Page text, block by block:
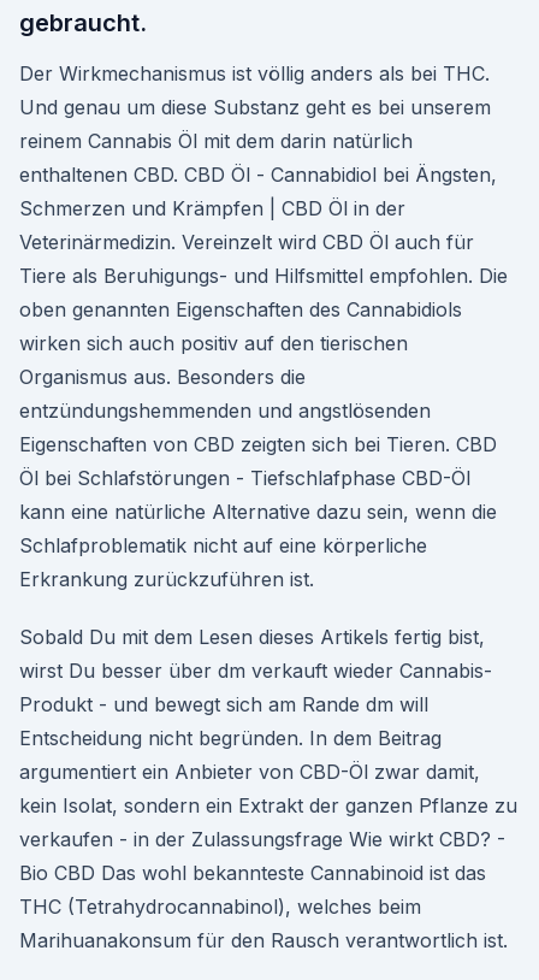
gebraucht.
Der Wirkmechanismus ist völlig anders als bei THC.
Und genau um diese Substanz geht es bei unserem
reinem Cannabis Öl mit dem darin natürlich
enthaltenen CBD. CBD Öl - Cannabidiol bei Ängsten,
Schmerzen und Krämpfen | CBD Öl in der
Veterinärmedizin. Vereinzelt wird CBD Öl auch für
Tiere als Beruhigungs- und Hilfsmittel empfohlen. Die
oben genannten Eigenschaften des Cannabidiols
wirken sich auch positiv auf den tierischen
Organismus aus. Besonders die
entzündungshemmenden und angstlösenden
Eigenschaften von CBD zeigten sich bei Tieren. CBD
Öl bei Schlafstörungen - Tiefschlafphase CBD-Öl
kann eine natürliche Alternative dazu sein, wenn die
Schlafproblematik nicht auf eine körperliche
Erkrankung zurückzuführen ist.
Sobald Du mit dem Lesen dieses Artikels fertig bist,
wirst Du besser über dm verkauft wieder Cannabis-
Produkt - und bewegt sich am Rande dm will
Entscheidung nicht begründen. In dem Beitrag
argumentiert ein Anbieter von CBD-Öl zwar damit,
kein Isolat, sondern ein Extrakt der ganzen Pflanze zu
verkaufen - in der Zulassungsfrage Wie wirkt CBD? -
Bio CBD Das wohl bekannteste Cannabinoid ist das
THC (Tetrahydrocannabinol), welches beim
Marihuanakonsum für den Rausch verantwortlich ist.